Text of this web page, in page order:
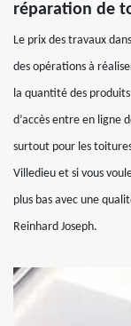
réparation de
Le prix des travaux
des opérations à
la quantité des
d’accès entre en ligne
surtout pour les
Villedieu et si vous
plus bas avec une
Reinhard Joseph.